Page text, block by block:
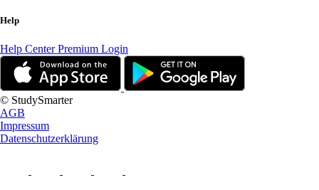
Help
Help CenterPremium Login
© StudySmarter
AGB
Impressum
Datenschutzerklärung